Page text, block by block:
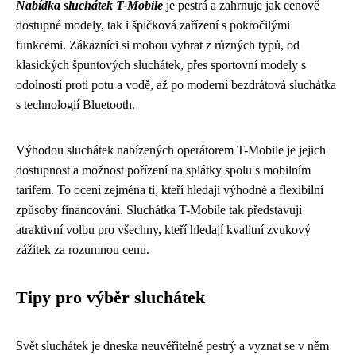
Nabídka sluchátek T-Mobile je pestrá a zahrnuje jak cenově
dostupné modely, tak i špičková zařízení s pokročilými
funkcemi. Zákazníci si mohou vybrat z různých typů, od
klasických špuntových sluchátek, přes sportovní modely s
odolností proti potu a vodě, až po moderní bezdrátová sluchátka
s technologií Bluetooth.
Výhodou sluchátek nabízených operátorem T-Mobile je jejich
dostupnost a možnost pořízení na splátky spolu s mobilním
tarifem. To ocení zejména ti, kteří hledají výhodné a flexibilní
způsoby financování. Sluchátka T-Mobile tak představují
atraktivní volbu pro všechny, kteří hledají kvalitní zvukový
zážitek za rozumnou cenu.
Tipy pro výběr sluchátek
Svět sluchátek je dneska neuvěřitelně pestrý a vyznat se v něm